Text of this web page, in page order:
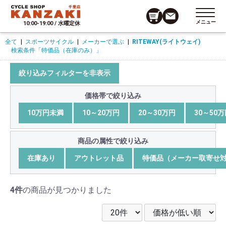
10:00-19:00 / 水曜定休 メニュー
全て スポーツサイクル メーカーで選ぶ
RITEWAY(ライトウェイ)
検索条件 「特価品（在庫のみ）」
絞り込みフィルターを非表示
価格帯で絞り込み
10万円未満 10～20万円 20～30万円 30～50万
商品の属性で絞り込み
在庫あり アウトレット品 特価品（メーカー取寄せ
4件の商品が見つかりました